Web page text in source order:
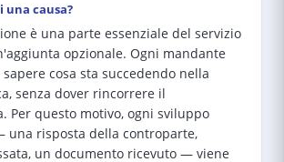
una causa?
è una parte essenziale del servizio
opzionale. Ogni mandante
cosa sta succedendo nella
senza dover rincorrere il
Per questo motivo, ogni sviluppo
una risposta della controparte,
un documento ricevuto — viene